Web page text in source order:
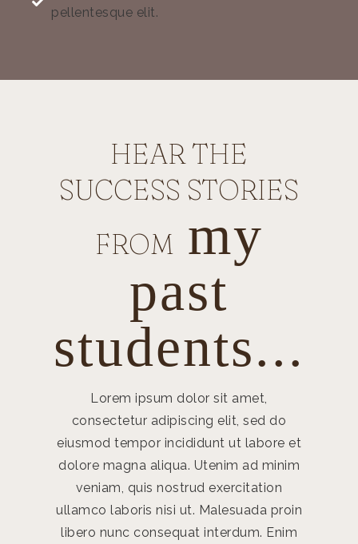
pellentesque elit.
HEAR THE
SUCCESS STORIES
FROM my
past
students...
Lorem ipsum dolor sit amet,
consectetur adipiscing elit, sed do
eiusmod tempor incididunt ut labore et
dolore magna aliqua. Utenim ad minim
veniam, quis nostrud exercitation
ullamco laboris nisi ut. Malesuada proin
libero nunc consequat interdum. Enim